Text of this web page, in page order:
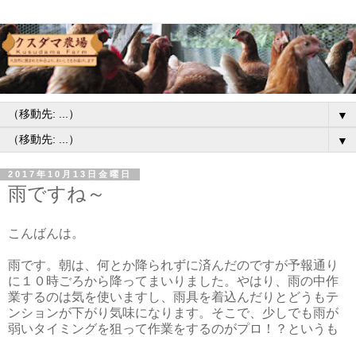
▼
▼
2017年10月13日金曜日
雨ですね～
こんばんは。
雨です。朝は、何とか降られずに済んだのですが予報通り
に１０時ごろから降ってまいりました。やはり、雨の中作
業するのは気を使いますし、雨具を着込んだりとどうもテ
ンションが下がり気味になります。そこで、少しでも雨が
弱いタイミングを狙って作業をするのがプロ！？というも